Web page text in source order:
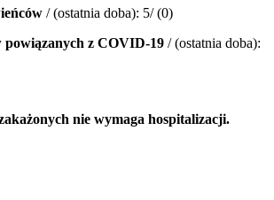
/ (ostatnia doba): 5/ (0)
powiązanych z COVID-19 / (ostatnia doba):
nie wymaga hospitalizacji.